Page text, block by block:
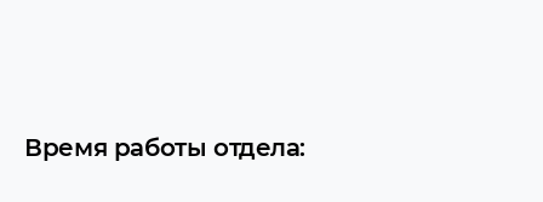
Время работы отдела: